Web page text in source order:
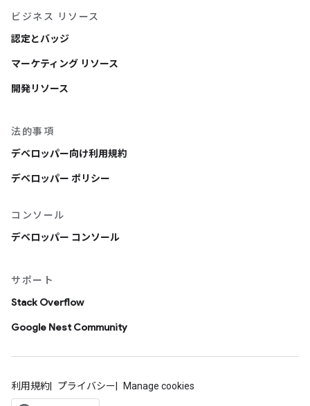
ビジネス リソース
認定とバッジ
マーケティング リソース
開発リソース
法的事項
デベロッパー向け利用規約
デベロッパー ポリシー
コンソール
デベロッパー コンソール
サポート
Stack Overflow
Google Nest Community
利用規約 プライバシー Manage cookies